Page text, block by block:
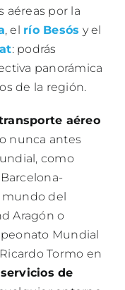
aéreas por la
, el río Besós y el
: podrás
panorámica
de la región.
aéreo
nunca antes
como
del
Aragón o
Mundial
Tormo en
servicios de